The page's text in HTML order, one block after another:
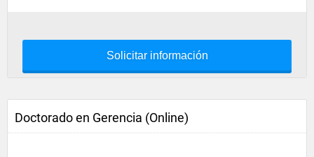
Solicitar información
Doctorado en Gerencia (Online)